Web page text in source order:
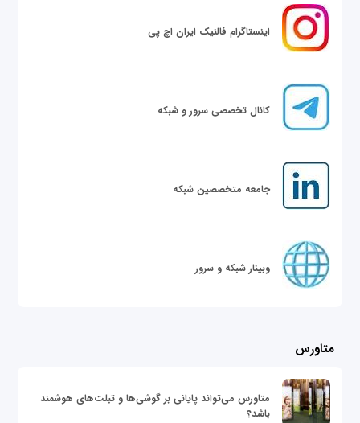
اینستاگرام فالنیک ایران اچ پی
کانال تخصصی سرور و شبکه
جامعه متخصصین شبکه
وبینار شبکه و سرور
متاورس
متاورس می‌تواند پایانی بر گوشی‌ها و تبلت‌های هوشمند
باشد؟